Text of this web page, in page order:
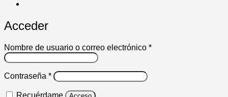
Acceder
Nombre de usuario o correo electrónico *Obligatorio
Contraseña *Obligatorio